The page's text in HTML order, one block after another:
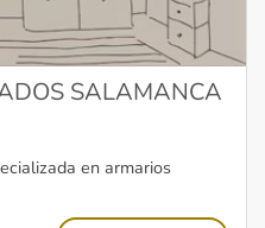
SALAMANCA
en armarios